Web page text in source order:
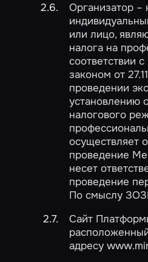
Организатор –
или лицо,
налога на
соответствии
законом от
проведении
установлению
налогового
осуществляет
проведение
несет
проведение
По смыслу
Сайт
адресу